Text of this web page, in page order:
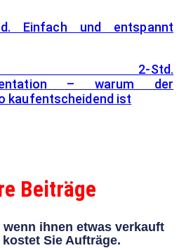
Einfach und entspannt
2-Std.
– warum der
kaufentscheidend ist
Beiträge
ihnen etwas verkauft
Sie Aufträge.